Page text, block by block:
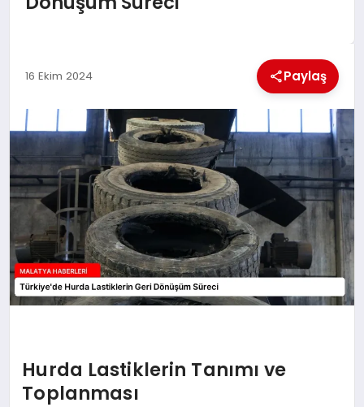
EKONOMI
MAGAZIN
SAĞLIK
SIYASET
SPOR
16 Ekim 2024 Paylaş
Hurda Lastiklerin Tanımı ve
Toplanması